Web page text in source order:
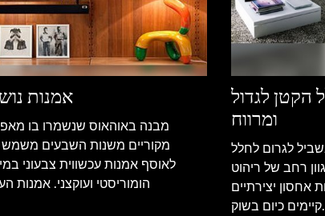
אמנות
מבנה באוהאוס שנשמרו בו
מקוריים משנות השבעים
לאוסף אמנות עכשווית צבעוני
הומוריסטי ועוקצני. אמנות
הקטן לגדול
ומרווח
לגרום לחלל
רחב של ריהוט
אחסון יצירתיים